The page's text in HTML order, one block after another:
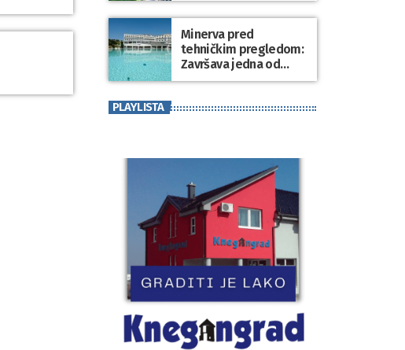
Minerva pred
tehničkim pregledom:
Završava jedna od
najvećih investicija u
Varaždinske županije
PLAYLISTA